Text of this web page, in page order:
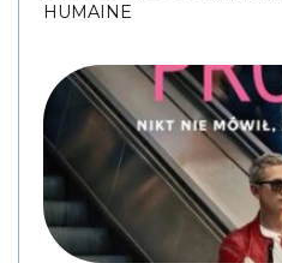
HUMAINE